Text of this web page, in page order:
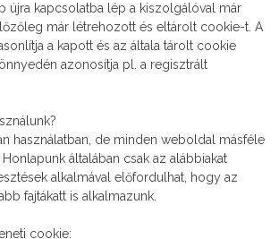
újra kapcsolatba lép a kiszolgálóval már
már létrehozott és eltárolt cookie-t. A
a kapott és az általa tárolt cookie
azonosítja pl. a regisztrált
használatban, de minden weboldal másféle
általában csak az alábbiakat
alkalmával előfordulhat, hogy az
fajtákatt is alkalmazunk.
cookie: